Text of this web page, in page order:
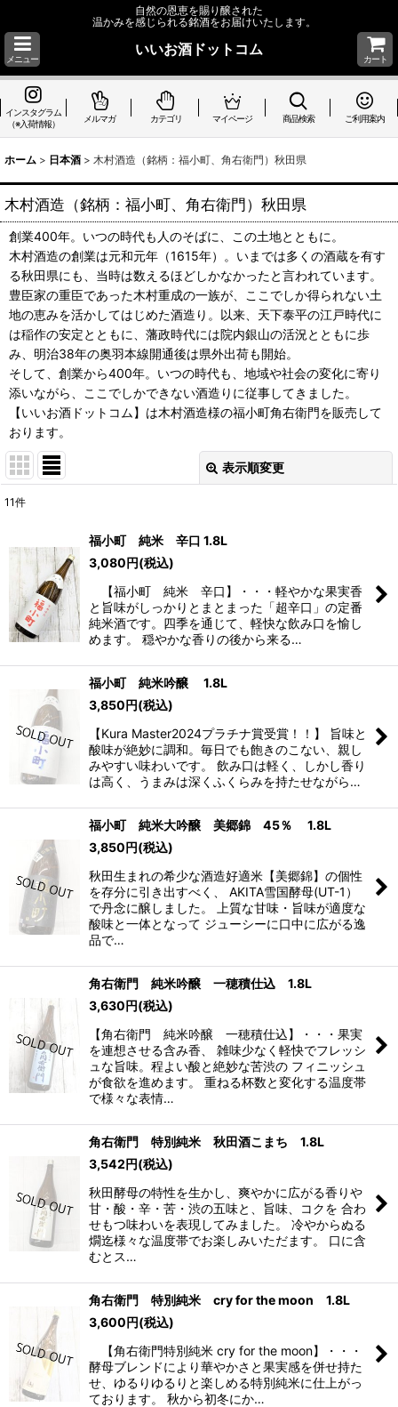
自然の恩恵を賜り醸された
温かみを感じられる銘酒をお届けいたします。
メニュー
いいお酒ドットコム
カート
インスタグラム
（※入荷情報）
メルマガ カテゴリ マイページ 商品検索 ご利用案内
ホーム > 日本酒 > 木村酒造（銘柄：福小町、角右衛門）秋田県
木村酒造（銘柄：福小町、角右衛門）秋田県
創業400年。いつの時代も人のそばに、この土地とともに。
木村酒造の創業は元和元年（1615年）。いまでは多くの酒蔵を有す
る秋田県にも、当時は数えるほどしかなかったと言われています。
豊臣家の重臣であった木村重成の一族が、ここでしか得られない土
地の恵みを活かしてはじめた酒造り。以来、天下泰平の江戸時代に
は稲作の安定とともに、藩政時代には院内銀山の活況とともに歩
み、明治38年の奥羽本線開通後は県外出荷も開始。
そして、創業から400年。いつの時代も、地域や社会の変化に寄り
添いながら、ここでしかできない酒造りに従事してきました。
【いいお酒ドットコム】は木村酒造様の福小町角右衛門を販売して
おります。
表示順変更
並び順:
絞り込む
11件
福小町 純米 辛口 1.8L
3,080円(税込)
【福小町 純米 辛口】・・・軽やかな果実香
と旨味がしっかりとまとまった「超辛口」の定番
純米酒です。四季を通じて、軽快な飲み口を愉し
めます。 穏やかな香りの後から来る…
福小町 純米吟醸 1.8L
3,850円(税込)
【Kura Master2024プラチナ賞受賞！！】 旨味と
酸味が絶妙に調和。毎日でも飽きのこない、親し
みやすい味わいです。 飲み口は軽く、しかし香り
は高く、うまみは深くふくらみを持たせながら…
福小町 純米大吟醸 美郷錦 45％ 1.8L
3,850円(税込)
秋田生まれの希少な酒造好適米【美郷錦】の個性
を存分に引き出すべく、 AKITA雪国酵母(UT-1）
で丹念に醸しました。 上質な甘味・旨味が適度な
酸味と一体となって ジューシーに口中に広がる逸
品で…
角右衛門 純米吟醸 一穂積仕込 1.8L
3,630円(税込)
【角右衛門 純米吟醸 一穂積仕込】・・・果実
を連想させる含み香、 雑味少なく軽快でフレッシ
ュな旨味。程よい酸と絶妙な苦渋の フィニッシュ
が食欲を進めます。 重ねる杯数と変化する温度帯
で様々な表情…
角右衛門 特別純米 秋田酒こまち 1.8L
3,542円(税込)
秋田酵母の特性を生かし、爽やかに広がる香りや
甘・酸・辛・苦・渋の五味と、旨味、コクを 合わ
せもつ味わいを表現してみました。 冷やからぬる
燗迄様々な温度帯でお楽しみいただます。 口に含
むとス…
角右衛門 特別純米 cry for the moon 1.8L
3,600円(税込)
【角右衛門特別純米 cry for the moon】・・・
酵母ブレンドにより華やかさと果実感を併せ持た
せ、ゆるりゆるりと楽しめる特別純米に仕上がっ
ております。 秋から初冬にか…